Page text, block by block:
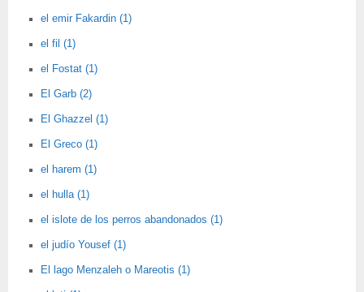
el emir Fakardin (1)
el fil (1)
el Fostat (1)
El Garb (2)
El Ghazzel (1)
El Greco (1)
el harem (1)
el hulla (1)
el islote de los perros abandonados (1)
el judío Yousef (1)
El lago Menzaleh o Mareotis (1)